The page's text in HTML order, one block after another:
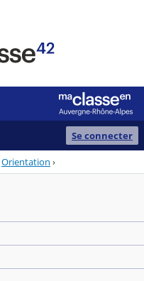
Se connecter
Orientation ›